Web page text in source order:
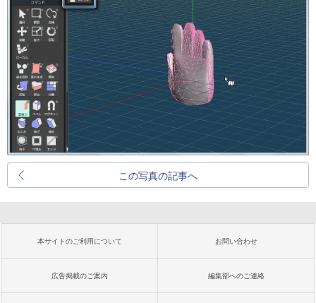
この写真の記事へ
本サイトのご利用について お問い合わせ
広告掲載のご案内 編集部へのご連絡